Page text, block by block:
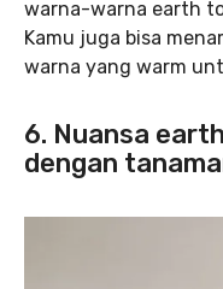
warna-warna earth
Kamu juga bisa
warna yang warm
6. Nuansa
dengan